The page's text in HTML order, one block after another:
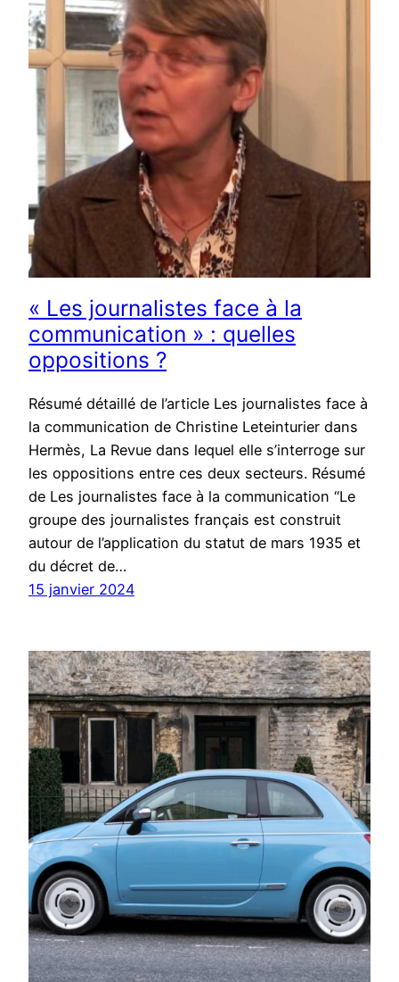
« Les journalistes face à la
communication » : quelles
oppositions ?
Résumé détaillé de l’article Les journalistes face à
la communication de Christine Leteinturier dans
Hermès, La Revue dans lequel elle s’interroge sur
les oppositions entre ces deux secteurs. Résumé
de Les journalistes face à la communication “Le
groupe des journalistes français est construit
autour de l’application du statut de mars 1935 et
du décret de…
15 janvier 2024